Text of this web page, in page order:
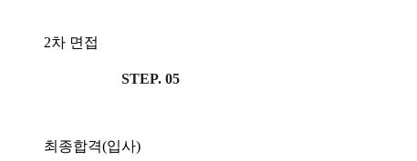
2차 면접
STEP. 05
최종합격(입사)